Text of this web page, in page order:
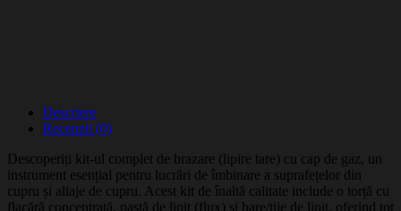
Descriere
Recenzii (0)
Descoperiți kit-ul complet de brazare (lipire tare) cu cap de gaz, un
instrument esențial pentru lucrări de îmbinare a suprafețelor din
cupru și aliaje de cupru. Acest kit de înaltă calitate include o torță cu
flacără concentrată, pastă de lipit (flux) și bare/tije de lipit, oferind tot